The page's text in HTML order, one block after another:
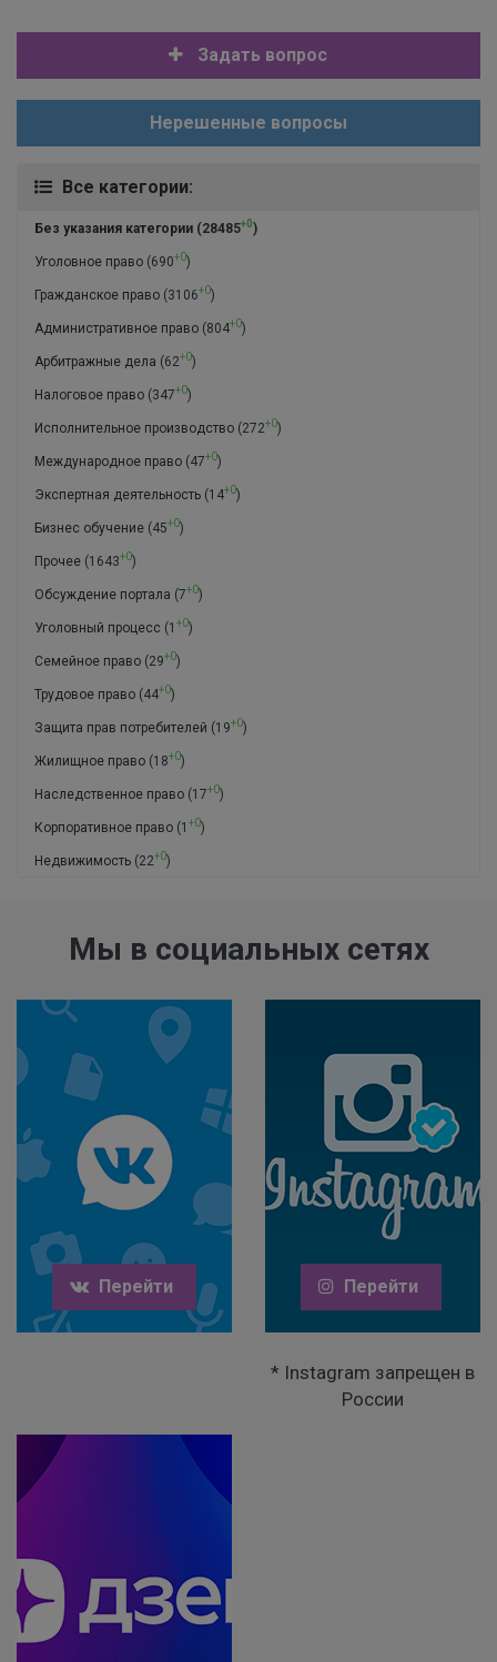
Задать вопрос
Нерешенные вопросы
Все категории:
Без указания категории (28485+0)
Уголовное право (690+0)
Гражданское право (3106+0)
Административное право (804+0)
Арбитражные дела (62+0)
Налоговое право (347+0)
Исполнительное производство (272+0)
Международное право (47+0)
Экспертная деятельность (14+0)
Бизнес обучение (45+0)
Прочее (1643+0)
Обсуждение портала (7+0)
Уголовный процесс (1 +0)
Семейное право (29+0)
Трудовое право (44+0)
Защита прав потребителей (19+0)
Жилищное право (18+0)
Наследственное право (17+0)
Корпоративное право (1 +0)
Недвижимость (22+0)
Мы в социальных сетях
Перейти Перейти
* Instagram запрещен в
России